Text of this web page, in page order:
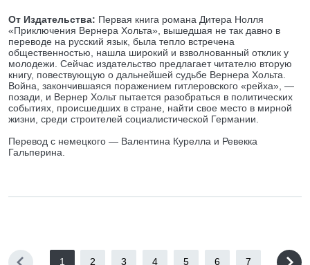
От Издательства: Первая книга романа Дитера Нолля
«Приключения Вернера Хольта», вышедшая не так давно в
переводе на русский язык, была тепло встречена
общественностью, нашла широкий и взволнованный отклик у
молодежи. Сейчас издательство предлагает читателю вторую
книгу, повествующую о дальнейшей судьбе Вернера Хольта.
Война, закончившаяся поражением гитлеровского «рейха», —
позади, и Вернер Хольт пытается разобраться в политических
событиях, происшедших в стране, найти свое место в мирной
жизни, среди строителей социалистической Германии.
Перевод с немецкого — Валентина Курелла и Ревекка
Гальперина.
1 2 3 4 5 6 7